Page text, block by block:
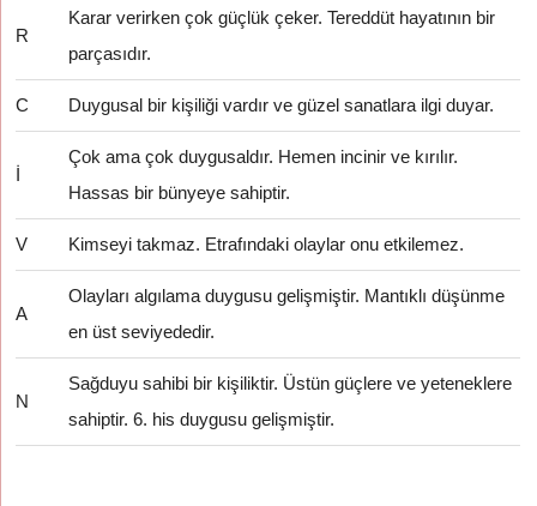
R
Karar verirken çok güçlük çeker. Tereddüt hayatının bir
parçasıdır.
C Duygusal bir kişiliği vardır ve güzel sanatlara ilgi duyar.
İ
Çok ama çok duygusaldır. Hemen incinir ve kırılır.
Hassas bir bünyeye sahiptir.
V Kimseyi takmaz. Etrafındaki olaylar onu etkilemez.
A
Olayları algılama duygusu gelişmiştir. Mantıklı düşünme
en üst seviyededir.
N
Sağduyu sahibi bir kişiliktir. Üstün güçlere ve yeteneklere
sahiptir. 6. his duygusu gelişmiştir.